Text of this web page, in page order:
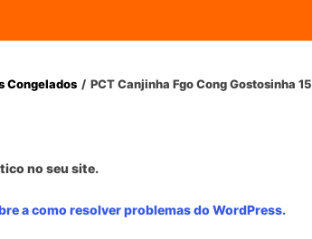
Congelados / PCT Canjinha Fgo Cong Gostosinha
no seu site.
a como resolver problemas do WordPress.